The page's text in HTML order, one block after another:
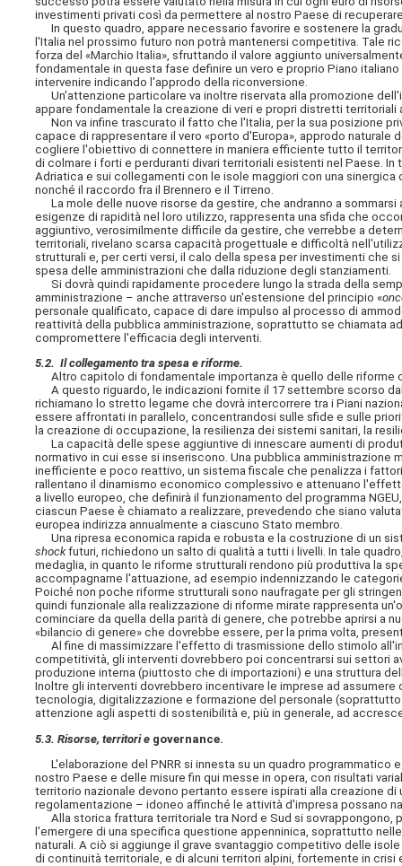
investimenti privati così da permettere al nostro Paese di
In questo quadro, appare necessario favorire e sostenere la
l'Italia nel prossimo futuro non potrà mantenersi competitiva. Tale
forza del «Marchio Italia», sfruttando il valore aggiunto
fondamentale in questa fase definire un vero e proprio Piano italiano
intervenire indicando l'approdo della riconversione.
Un'attenzione particolare va inoltre riservata alla promozione
appare fondamentale la creazione di veri e propri distretti
Non va infine trascurato il fatto che l'Italia, per la sua posizione
capace di rappresentare il vero «porto d'Europa», approdo
cogliere l'obiettivo di connettere in maniera efficiente tutto il
di colmare i forti e perduranti divari territoriali esistenti nel Paese.
Adriatica e sui collegamenti con le isole maggiori con una
nonché il raccordo fra il Brennero e il Tirreno.
La mole delle nuove risorse da gestire, che andranno a
esigenze di rapidità nel loro utilizzo, rappresenta una sfida che
aggiuntivo, verosimilmente difficile da gestire, che verrebbe a
territoriali, rivelano scarsa capacità progettuale e difficoltà
strutturali e, per certi versi, il calo della spesa per investimenti che
spesa delle amministrazioni che dalla riduzione degli stanziamenti.
Si dovrà quindi rapidamente procedere lungo la strada della
amministrazione – anche attraverso un'estensione del principio «
personale qualificato, capace di dare impulso al processo di
reattività della pubblica amministrazione, soprattutto se chiamata
compromettere l'efficacia degli interventi.
5.2. Il collegamento tra spesa e riforme.
Altro capitolo di fondamentale importanza è quello delle riforme
A questo riguardo, le indicazioni fornite il 17 settembre scorso
richiamano lo stretto legame che dovrà intercorrere tra i Piani
essere affrontati in parallelo, concentrandosi sulle sfide e sulle
la creazione di occupazione, la resilienza dei sistemi sanitari, la
La capacità delle spese aggiuntive di innescare aumenti di
normativo in cui esse si inseriscono. Una pubblica
inefficiente e poco reattivo, un sistema fiscale che penalizza i
rallentano il dinamismo economico complessivo e attenuano
a livello europeo, che definirà il funzionamento del programma
ciascun Paese èchiamato a realizzare, prevedendo che siano
europea indirizza annualmente a ciascuno Stato membro.
Una ripresa economica rapida e robusta e la costruzione di un
shockfuturi, richiedono un salto di qualità a tutti i livelli. In tale
medaglia, in quanto le riforme strutturali rendono più produttiva la
accompagnarne l'attuazione, ad esempio indennizzando le
Poiché non poche riforme strutturali sono naufragate per gli
quindi funzionale alla realizzazione di riforme mirate rappresenta
cominciare da quella della parità di genere, che potrebbe aprirsi a
«bilancio di genere» che dovrebbe essere, per la prima volta,
Al fine di massimizzare l'effetto di trasmissione dello stimolo
competitività, gli interventi dovrebbero poi concentrarsi sui settori
produzione interna (piuttosto che di importazioni) e una struttura
Inoltre gli interventi dovrebbero incentivare le imprese ad
tecnologia, digitalizzazione e formazione del personale
attenzione agli aspetti di sostenibilità e, più in generale, ad
5.3. Risorse, territori e governance.
L'elaborazione del PNRR si innesta su un quadro
nostro Paese e delle misure fin qui messe in opera, con risultati
territorio nazionale devono pertanto essere ispirati alla creazione
regolamentazione – idoneo affinché le attività d'impresa possano
Alla storica frattura territoriale tra Nord e Sud si sovrappongono,
l'emergere di una specifica questione appenninica, soprattutto
naturali. A ciò si aggiunge il grave svantaggio competitivo delle
di continuità territoriale, e di alcuni territori alpini, fortemente in